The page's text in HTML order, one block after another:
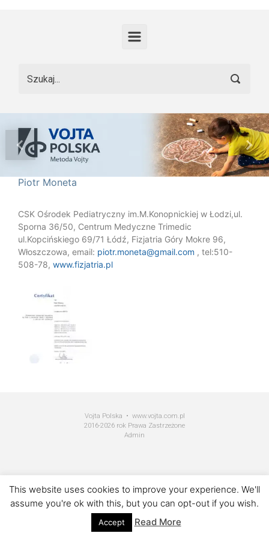
Previous Next
Piotr Moneta
CSK Ośrodek Pediatryczny im.M.Konopnickiej w Łodzi,ul.
Sporna 36/50, Centrum Medyczne Trimedic
ul.Kopcińskiego 69/71 Łódź, Fizjatria Góry Mokre 96,
Włoszczowa, email: piotr.moneta@gmail.com , tel:510-
508-78, www.fizjatria.pl
Vojta Polska • www.vojta.com.pl
2016-2026 rok Prawa Zastrzeżone
Admin
This website uses cookies to improve your experience. We'll
assume you're ok with this, but you can opt-out if you wish.
Accept Read More